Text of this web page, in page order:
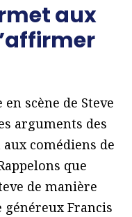
aux
scène de Steve
arguments des
comédiens de
que
de manière
Francis